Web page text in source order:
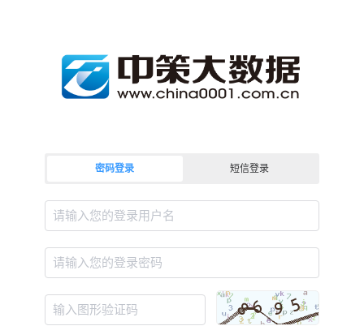
密码登录 短信登录
请输入您的登录用户名
请输入您的登录密码
输入图形验证码